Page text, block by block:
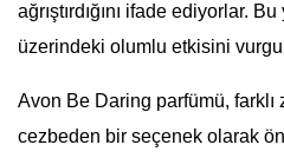
ağrıştırdığını ifade ediyorlar.
üzerindeki olumlu etkisini
Avon Be Daring parfümü,
cezbeden bir seçenek olarak